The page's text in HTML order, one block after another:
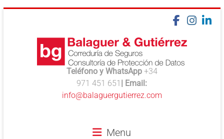
balaguergutierrez.es
Teléfono y WhatsApp +34
971 451 651 | Email:
info@balaguergutierrez.com
Menu